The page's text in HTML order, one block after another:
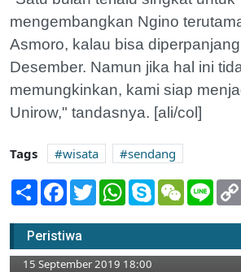
mengembangkan Ngino
Asmoro, kalau bisa
Desember. Namun jika hal ini
memungkinkan, kami siap
Unirow," tandasnya. [ali/col]
Tags wisata
sendang
Share Facebook
TwitterWhatsApp
SkypeWeChatLine
Peristiwa
Jalan Sehat Meriahkan
Desa Kedungrejo
15 September 2019 18:00